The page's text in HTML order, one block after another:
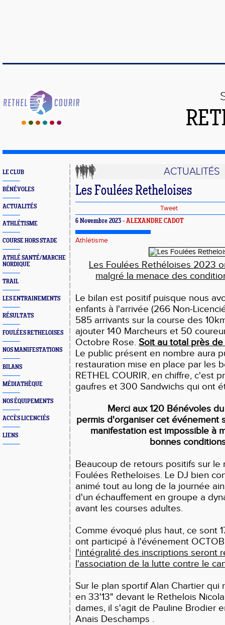
LE CLUB
BÉNÉVOLES
ACTUALITÉS
ATHLÉTISME
COURSE HORS STADE
ATHLÉ SANTÉ/MARCHE
NORDIQUE
TRAIL
LES ENTRAINEMENTS
RÉSULTATS
FOULÉES RETHELOISES
NOS MANIFESTATIONS
BILANS
MÉDIATHÈQUE
NOS ÉQUIPEMENTS
ACCÈS LICENCIÉS
LIENS
ACTUALITÉS
Les Foulées Retheloises
Tweet
6 Novembre 2023 - ALEXANDRE CADOT
Athlétisme
Les Foulées Rethéloises 2023
malgré la menace des
Le bilan est positif puisque nous
enfants à l'arrivée (266 Non-
585 arrivants sur la course des
ajouter 140 Marcheurs et 50
Octobre Rose. Soit au total près de
Le public présent en nombre aura
restauration mise en place par les
RETHEL COURIR, en chiffre, c'est
gaufres et 300 Sandwichs qui ont
Merci aux 120 Bénévoles
permis d'organiser cet événement
manifestation est impossible à
bonnes
Beaucoup de retours positifs sur le
Foulées Retheloises. Le DJ bien
animé tout au long de la journée
d'un échauffement en groupe a
avant les courses adultes.
Comme évoqué plus haut, ce sont
ont participé à l'événement
l'intégralité des inscriptions seront
l'association de la lutte contre le
Sur le plan sportifAlan Chartier qui
en 33'13" devant le Rethelois
dames, il s'agit de Pauline Brodier
Anais Deschamps .